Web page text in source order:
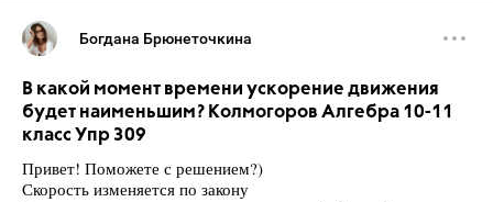
Богдана Брюнеточкина
В какой момент времени ускорение движения
будет наименьшим? Колмогоров Алгебра 10-11
класс Упр 309
Привет! Поможете с решением?)
Скорость изменяется по закону